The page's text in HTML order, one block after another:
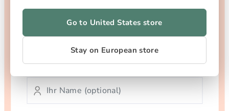
Deinen Link einkaufen.
Go to United States store
Stay on European store